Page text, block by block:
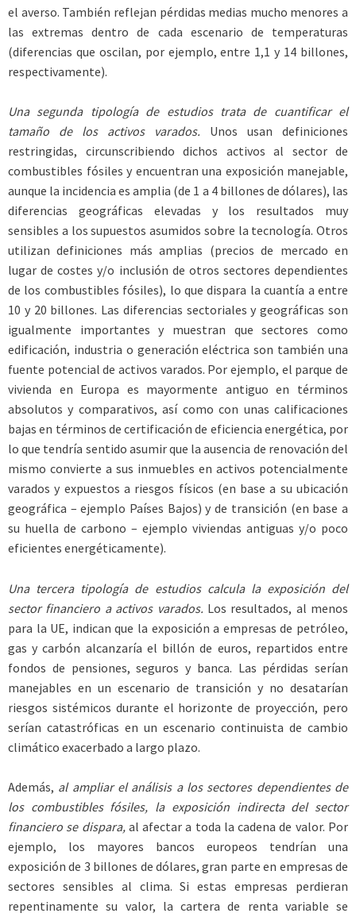
el averso. También reflejan pérdidas medias mucho menores a
las extremas dentro de cada escenario de temperaturas
(diferencias que oscilan, por ejemplo, entre 1,1 y 14 billones,
respectivamente).
Una segunda tipología de estudios trata de cuantificar el
tamaño de los activos varados. Unos usan definiciones
restringidas, circunscribiendo dichos activos al sector de
combustibles fósiles y encuentran una exposición manejable,
aunque la incidencia es amplia (de 1 a 4 billones de dólares), las
diferencias geográficas elevadas y los resultados muy
sensibles a los supuestos asumidos sobre la tecnología. Otros
utilizan definiciones más amplias (precios de mercado en
lugar de costes y/o inclusión de otros sectores dependientes
de los combustibles fósiles), lo que dispara la cuantía a entre
10 y 20 billones. Las diferencias sectoriales y geográficas son
igualmente importantes y muestran que sectores como
edificación, industria o generación eléctrica son también una
fuente potencial de activos varados. Por ejemplo, el parque de
vivienda en Europa es mayormente antiguo en términos
absolutos y comparativos, así como con unas calificaciones
bajas en términos de certificación de eficiencia energética, por
lo que tendría sentido asumir que la ausencia de renovación del
mismo convierte a sus inmuebles en activos potencialmente
varados y expuestos a riesgos físicos (en base a su ubicación
geográfica – ejemplo Países Bajos) y de transición (en base a
su huella de carbono – ejemplo viviendas antiguas y/o poco
eficientes energéticamente).
Una tercera tipología de estudios calcula la exposición del
sector financiero a activos varados. Los resultados, al menos
para la UE, indican que la exposición a empresas de petróleo,
gas y carbón alcanzaría el billón de euros, repartidos entre
fondos de pensiones, seguros y banca. Las pérdidas serían
manejables en un escenario de transición y no desatarían
riesgos sistémicos durante el horizonte de proyección, pero
serían catastróficas en un escenario continuista de cambio
climático exacerbado a largo plazo.
Además, al ampliar el análisis a los sectores dependientes de
los combustibles fósiles, la exposición indirecta del sector
financiero se dispara, al afectar a toda la cadena de valor. Por
ejemplo, los mayores bancos europeos tendrían una
exposición de 3 billones de dólares, gran parte en empresas de
sectores sensibles al clima. Si estas empresas perdieran
repentinamente su valor, la cartera de renta variable se